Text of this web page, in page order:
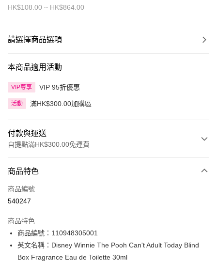
HK$108.00 ~ HK$864.00
請選擇商品選項
本商品適用活動
VIP尊享 VIP 95折優惠
活動 滿HK$300.00加購區
付款與運送
自提點滿HK$300.00免運費
信用卡
Apple Pay
PayMe
WeChat Pay
商品特色
商品編號
540247
商品特色
商品編號：110948305001
英文名稱：Disney Winnie The Pooh Can't Adult Today Blind
Box Fragrance Eau de Toilette 30ml